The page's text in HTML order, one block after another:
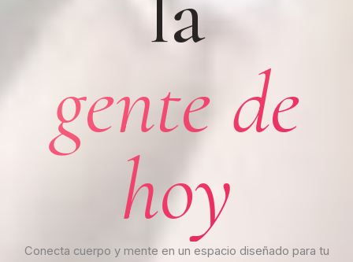
gente de
hoy
Conecta cuerpo y mente en un espacio diseñado para tu